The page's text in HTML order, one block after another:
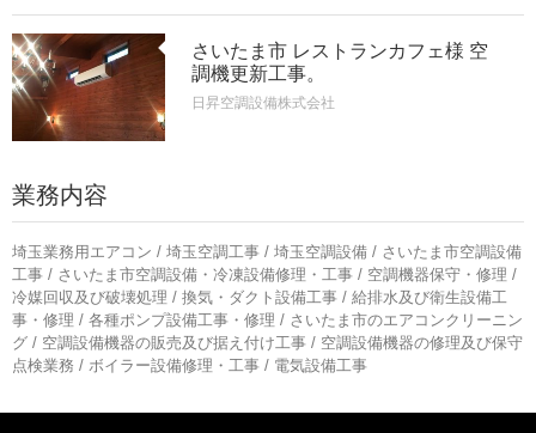
さいたま市 レストランカフェ様 空
調機更新工事。
日昇空調設備株式会社
業務内容
埼玉業務用エアコン / 埼玉空調工事 / 埼玉空調設備 / さいたま市空調設備
工事 / さいたま市空調設備・冷凍設備修理・工事 / 空調機器保守・修理 /
冷媒回収及び破壊処理 / 換気・ダクト設備工事 / 給排水及び衛生設備工
事・修理 / 各種ポンプ設備工事・修理 / さいたま市のエアコンクリーニン
グ / 空調設備機器の販売及び据え付け工事 / 空調設備機器の修理及び保守
点検業務 / ボイラー設備修理・工事 / 電気設備工事